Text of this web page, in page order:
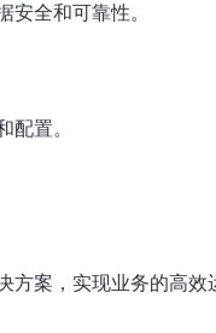
安全和可靠性。
配置。
案，实现业务的高